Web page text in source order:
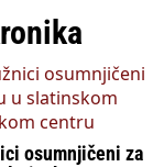
osumnjičeni za